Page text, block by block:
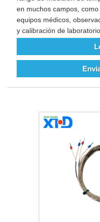
en muchos campos,
equipos médicos,
y calibración de